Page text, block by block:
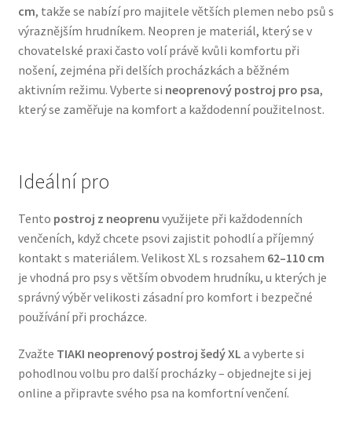
Veterinární dieta pro psy
Vodítka a obojky
Wolf of Wilderness
cm, takže se nabízí pro majitele větších plemen nebo psů s
výraznějším hrudníkem. Neopren je materiál, který se v
chovatelské praxi často volí právě kvůli komfortu při
nošení, zejména při delších procházkách a běžném
aktivním režimu. Vyberte si neoprenový postroj pro psa,
který se zaměřuje na komfort a každodenní použitelnost.
Ideální pro
Tento postroj z neoprenu využijete při každodenních
venčeních, když chcete psovi zajistit pohodlí a příjemný
kontakt s materiálem. Velikost XL s rozsahem 62–110 cm
je vhodná pro psy s větším obvodem hrudníku, u kterých je
správný výběr velikosti zásadní pro komfort i bezpečné
používání při procházce.
Zvažte TIAKI neoprenový postroj šedý XL a vyberte si
pohodlnou volbu pro další procházky – objednejte si jej
online a připravte svého psa na komfortní venčení.